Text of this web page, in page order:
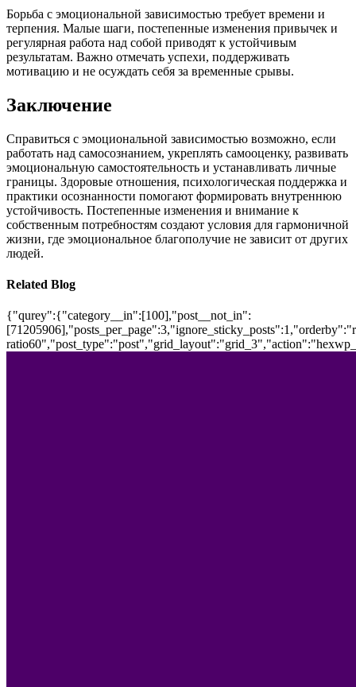
Борьба с эмоциональной зависимостью требует времени и
терпения. Малые шаги, постепенные изменения привычек и
регулярная работа над собой приводят к устойчивым
результатам. Важно отмечать успехи, поддерживать
мотивацию и не осуждать себя за временные срывы.
Заключение
Справиться с эмоциональной зависимостью возможно, если
работать над самосознанием, укреплять самооценку, развивать
эмоциональную самостоятельность и устанавливать личные
границы. Здоровые отношения, психологическая поддержка и
практики осознанности помогают формировать внутреннюю
устойчивость. Постепенные изменения и внимание к
собственным потребностям создают условия для гармоничной
жизни, где эмоциональное благополучие не зависит от других
людей.
Related Blog
{"qurey":{"category__in":[100],"post__not_in":